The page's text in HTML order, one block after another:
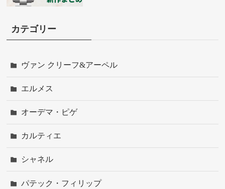
カテゴリー
ヴァン クリーフ&アーペル
エルメス
オーデマ・ピゲ
カルティエ
シャネル
パテック・フィリップ